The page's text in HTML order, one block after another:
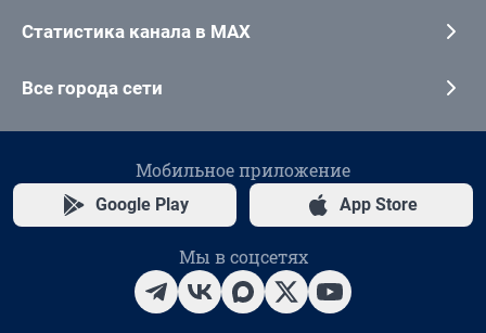
Статистика канала в MAX
Все города сети
Мобильное приложение
Google Play App Store
Мы в соцсетях